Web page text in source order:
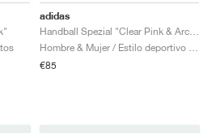
adidas
€85